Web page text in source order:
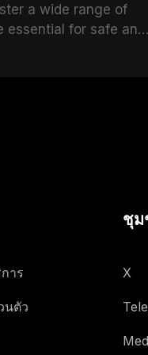
medical
a wide range of
essential for safe and
าร
นตัว
ชุ
X